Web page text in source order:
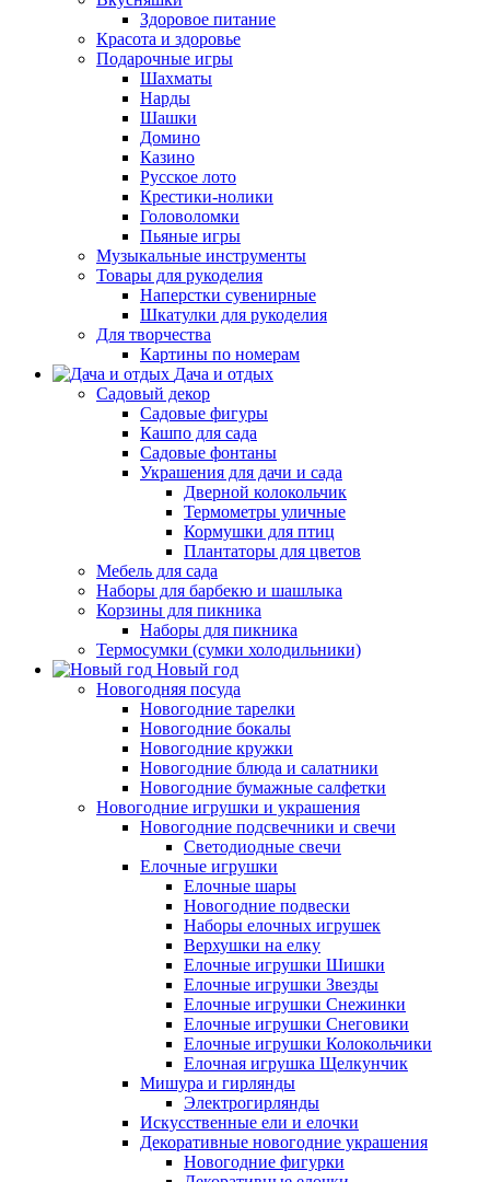
Здоровое питание
Красота и здоровье
Подарочные игры
Шахматы
Нарды
Шашки
Домино
Казино
Русское лото
Крестики-нолики
Головоломки
Пьяные игры
Музыкальные инструменты
Товары для рукоделия
Наперстки сувенирные
Шкатулки для рукоделия
Для творчества
Картины по номерам
Дача и отдых
Садовый декор
Садовые фигуры
Кашпо для сада
Садовые фонтаны
Украшения для дачи и сада
Дверной колокольчик
Термометры уличные
Кормушки для птиц
Плантаторы для цветов
Мебель для сада
Наборы для барбекю и шашлыка
Корзины для пикника
Наборы для пикника
Термосумки (сумки холодильники)
Новый год
Новогодняя посуда
Новогодние тарелки
Новогодние бокалы
Новогодние кружки
Новогодние блюда и салатники
Новогодние бумажные салфетки
Новогодние игрушки и украшения
Новогодние подсвечники и свечи
Светодиодные свечи
Елочные игрушки
Елочные шары
Новогодние подвески
Наборы елочных игрушек
Верхушки на елку
Елочные игрушки Шишки
Елочные игрушки Звезды
Елочные игрушки Снежинки
Елочные игрушки Снеговики
Елочные игрушки Колокольчики
Елочная игрушка Щелкунчик
Мишура и гирлянды
Электрогирлянды
Искусственные ели и елочки
Декоративные новогодние украшения
Новогодние фигурки